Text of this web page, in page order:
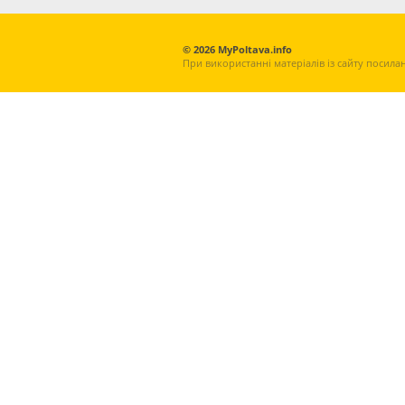
© 2026 MyPoltava.info
При використанні матеріалів із сайту